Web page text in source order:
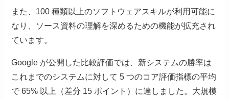
また、100 種類以上のソフトウェアスキルが利用可能に
なり、ソース資料の理解を深めるための機能が拡充され
ています。
Google が公開した比較評価では、新システムの勝率は
これまでのシステムに対して 5 つのコア評価指標の平均
で 65% 以上（差分 15 ポイント）に達しました。大規模